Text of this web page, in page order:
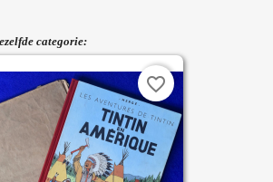
categorie:
favorite_border